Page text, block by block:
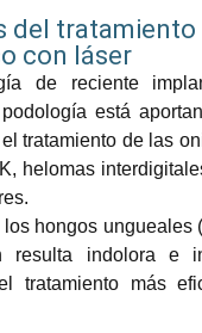
del tratamiento
con láser
de reciente
está
tratamiento de las
helomas
hongos ungueales
resulta indolora e
tratamiento más